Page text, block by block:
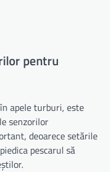
pentru
apele turburi, este
senzorilor
deoarece setările
pescarul să